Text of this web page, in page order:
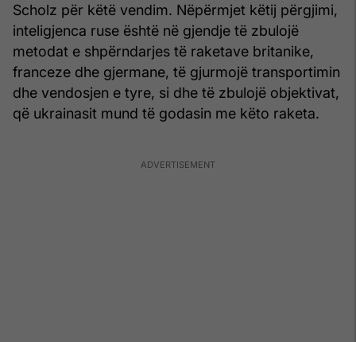
Scholz për këtë vendim. Nëpërmjet këtij përgjimi,
inteligjenca ruse është në gjendje të zbulojë
metodat e shpërndarjes të raketave britanike,
franceze dhe gjermane, të gjurmojë transportimin
dhe vendosjen e tyre, si dhe të zbulojë objektivat,
që ukrainasit mund të godasin me këto raketa.